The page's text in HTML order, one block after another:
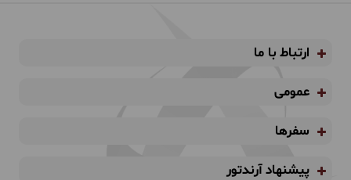
ارتباط با ما
عمومی
سفرها
پیشنهاد آرندتور